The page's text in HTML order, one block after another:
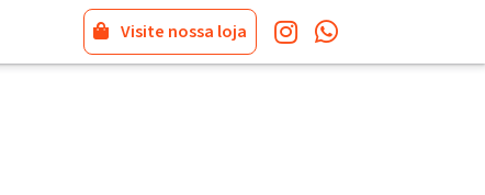
Visite nossa loja